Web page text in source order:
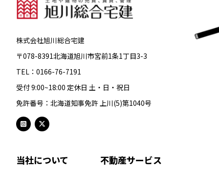
株式会社旭川総合宅建
〒078-8391北海道旭川市宮前1条1丁目3-3
TEL：0166-76-7191
受付 9:00~18:00 定休日 土・日・祝日
免許番号：北海道知事免許 上川(5)第1040号
当社について 不動産サービス